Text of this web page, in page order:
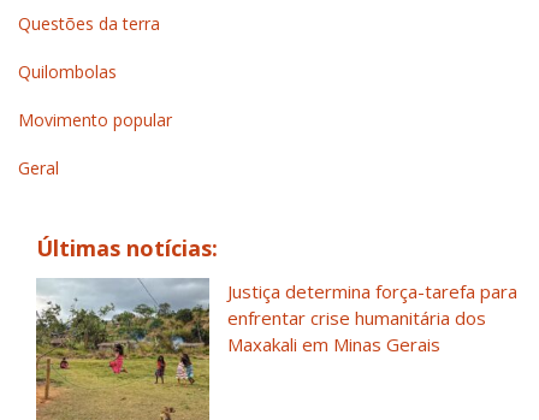
Questões da terra
Quilombolas
Movimento popular
Geral
Últimas notícias:
Justiça determina força-tarefa para
enfrentar crise humanitária dos
Maxakali em Minas Gerais